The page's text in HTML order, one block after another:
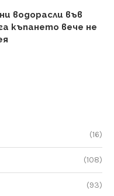
водорасли във
къпането вече не
(16)
(108)
(93)